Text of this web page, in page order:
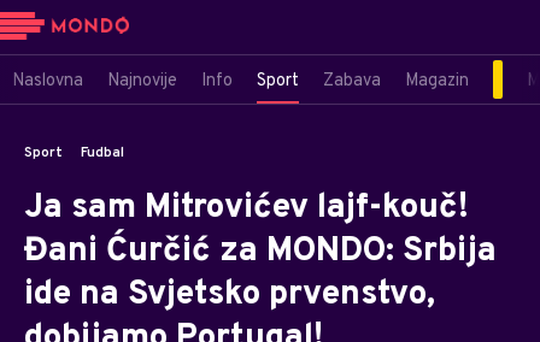
Naslovna Najnovije Info Sport Zabava Magazin
Sport Fudbal
Ja sam Mitrovićev lajf-kouč!
Đani Ćurčić za MONDO: Srbija
ide na Svjetsko prvenstvo,